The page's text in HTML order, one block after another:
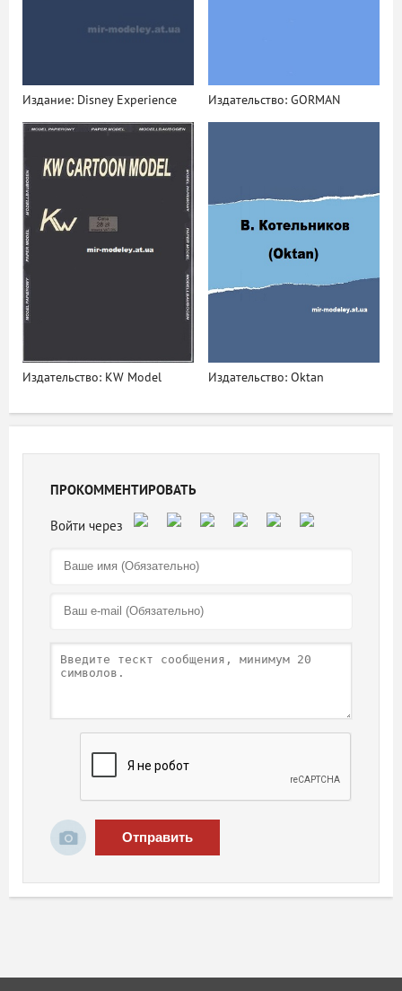
Издание: Disney Experience Издательство: GORMAN
Издательство: KW Model Издательство: Oktan
ПРОКОММЕНТИРОВАТЬ
Отправить